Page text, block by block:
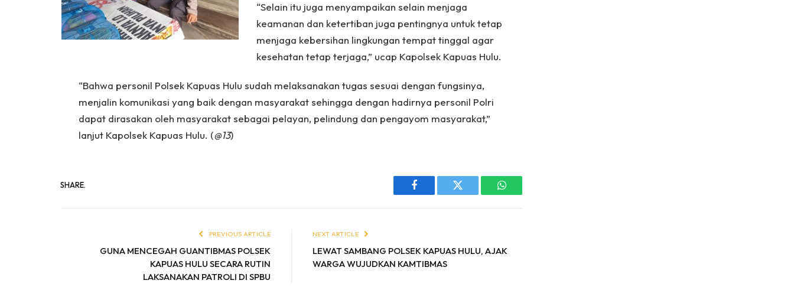
“Selain itu juga menyampaikan selain menjaga
keamanan dan ketertiban juga pentingnya untuk tetap
menjaga kebersihan lingkungan tempat tinggal agar
kesehatan tetap terjaga,” ucap Kapolsek Kapuas Hulu.
“Bahwa personil Polsek Kapuas Hulu sudah melaksanakan tugas sesuai dengan fungsinya,
menjalin komunikasi yang baik dengan masyarakat sehingga dengan hadirnya personil Polri
dapat dirasakan oleh masyarakat sebagai pelayan, pelindung dan pengayom masyarakat,”
lanjut Kapolsek Kapuas Hulu. (@13)
SHARE.
Facebook Twitter WhatsApp
PREVIOUS ARTICLE
GUNA MENCEGAH GUANTIBMAS POLSEK
KAPUAS HULU SECARA RUTIN
LAKSANAKAN PATROLI DI SPBU
NEXT ARTICLE
LEWAT SAMBANG POLSEK KAPUAS HULU, AJAK
WARGA WUJUDKAN KAMTIBMAS